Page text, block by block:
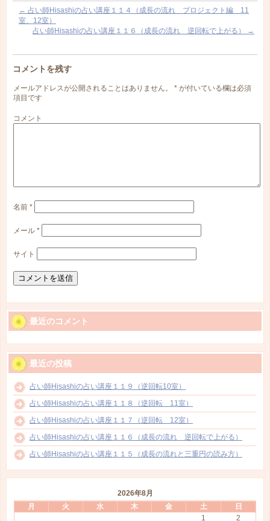
← 占い師Hisashiの占い講座１１４（成長の流れ プロジェクト編 11
室、12室）
占い師Hisashiの占い講座１１６（成長の流れ 逆回転で上がる）
→
コメントを残す
メールアドレスが公開されることはありません。 * が付いている欄は必須
項目です
コメント
名前*
メール*
サイト
最近のコメント
最近の投稿
占い師Hisashiの占い講座１１９（逆回転10室）
占い師Hisashiの占い講座１１８（逆回転 11室）
占い師Hisashiの占い講座１１７（逆回転 12室）
占い師Hisashiの占い講座１１６（成長の流れ 逆回転で上がる）
占い師Hisashiの占い講座１１５（成長の流れと三重円の読み方）
2026年8月
月
火 水 木 金 土
日
1
2